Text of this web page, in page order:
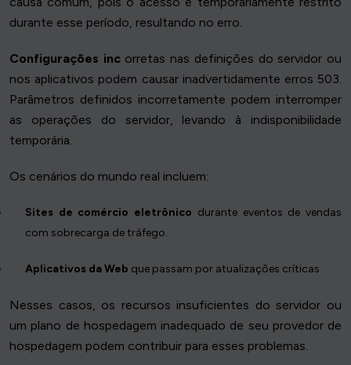
durante esse período, resultando no erro.
Configurações incorretas nas definições do servidor ou
nos aplicativos podem causar inadvertidamente erros 503.
Parâmetros definidos incorretamente podem interromper
as operações do servidor, levando à indisponibilidade
temporária.
Os cenários do mundo real incluem:
Sites de comércio eletrônico durante eventos de vendas
com sobrecarga de tráfego.
Aplicativos da Web que passam por atualizações críticas.
Nesses casos, os recursos insuficientes do servidor ou
um plano de hospedagem inadequado de seu provedor de
hospedagem podem contribuir para esses problemas.